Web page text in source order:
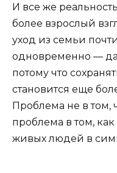
И все же
более взрослый
уход из семьи
одновременно —
потому что
становится еще
Проблема не в том,
проблема в том,
живых людей в